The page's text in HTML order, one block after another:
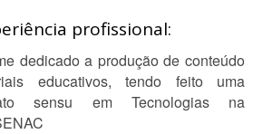
profissional:
dedicado a produção de conteúdo
educativos, tendo feito uma
sensu em Tecnologias na